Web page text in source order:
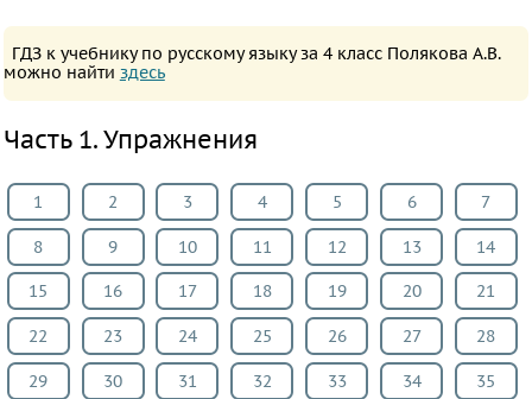
ПРЕДМЕТЫ
Английский
язык
Русский
язык
Немецкий
язык
Белорусский
ГДЗ к учебнику по русскому языку за 4 класс Полякова А.В.
можно найти здесь
Часть 1. Упражнения
1 2 3 4 5 6 7
8 9 10 11 12 13 14
15 16 17 18 19 20 21
22 23 24 25 26 27 28
29 30 31 32 33 34 35